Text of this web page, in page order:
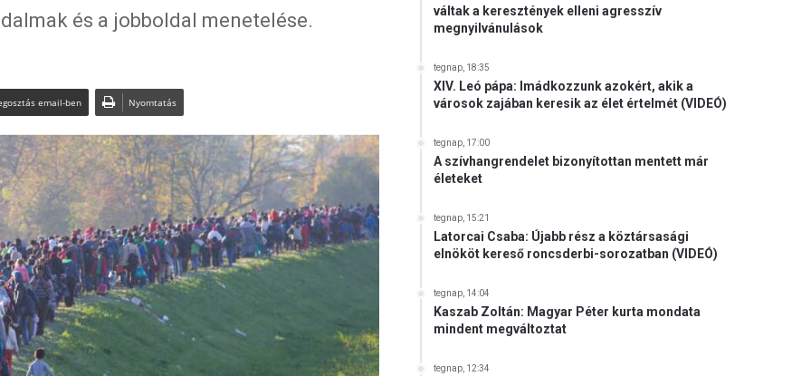
és a jobboldal menetelése.
email-ben Nyomtatás
váltak a keresztények elleni agresszív
megnyilvánulások
tegnap, 18:35
XIV. Leó pápa: Imádkozzunk azokért, akik a
városok zajában keresik az élet értelmét (VIDEÓ)
tegnap, 17:00
A szívhangrendelet bizonyítottan mentett már
életeket
tegnap, 15:21
Latorcai Csaba: Újabb rész a köztársasági
elnököt kereső roncsderbi-sorozatban (VIDEÓ)
tegnap, 14:04
Kaszab Zoltán: Magyar Péter kurta mondata
mindent megváltoztat
tegnap, 12:34